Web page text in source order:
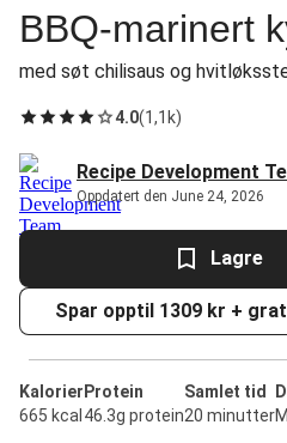
BBQ-marinert
med søt chilisaus og
4.0(1,1k)
Recipe Development
Oppdatert den June 24, 2026
Lagre
Spar opptil 1309 kr +
Kalorier
665 kcal
Protein
46.3g protein
Samlet tid
20 minutter